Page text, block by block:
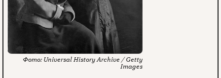
Universal History Archive / Getty
Images